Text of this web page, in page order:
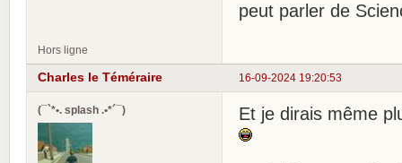
peut parler de
Hors ligne
16-09-2024 19:20:53
Charles le Téméraire
(¯`*•. splash .•*´¯) Et je dirais même